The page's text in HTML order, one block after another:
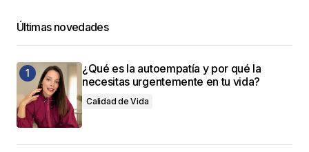
Últimas novedades
¿Qué es la autoempatía y por qué la
necesitas urgentemente en tu vida?
Calidad de Vida